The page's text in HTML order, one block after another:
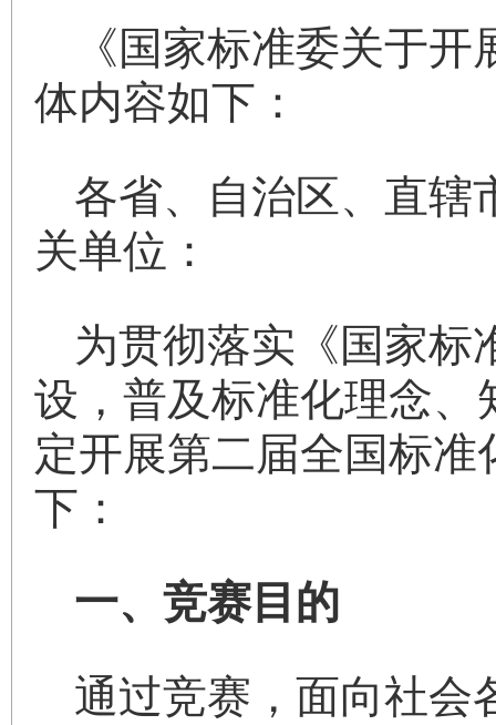
《国家标准委关于
体内容如下：
各省、自治区、直辖
关单位：
为贯彻落实《国家标
设，普及标准化理念
定开展第二届全国标
下：
一、竞赛目的
通过竞赛，面向社会